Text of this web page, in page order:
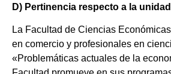
D) Pertinencia respecto a la
La Facultad de Ciencias
en comercio y profesionales en
«Problemáticas actuales de la